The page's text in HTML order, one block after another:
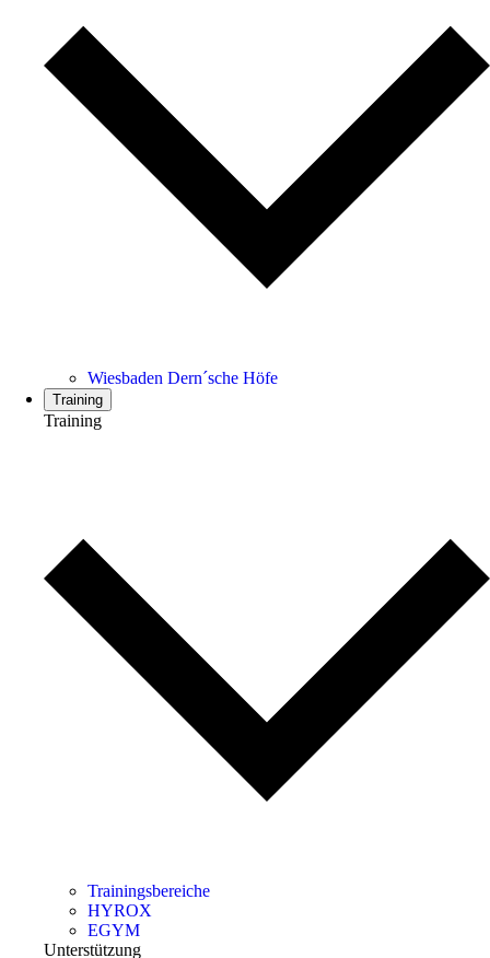
Wiesbaden Dern´sche Höfe
Training
Training
Trainingsbereiche
HYROX
EGYM
Unterstützung